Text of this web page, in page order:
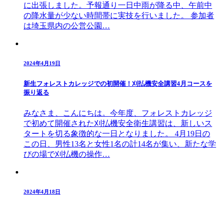
に出張しました。予報通り一日中雨が降る中、午前中
の降水量が少ない時間帯に実技を行いました。 参加者
は埼玉県内の公営公園…
2024年4月19日
新生フォレストカレッジでの初開催！刈払機安全講習4月コースを
振り返る
みなさま、こんにちは。今年度、フォレストカレッジ
で初めて開催された刈払機安全衛生講習は、新しいス
タートを切る象徴的な一日となりました。 4月19日の
この日、男性13名と女性1名の計14名が集い、新たな学
びの場で刈払機の操作…
2024年4月18日